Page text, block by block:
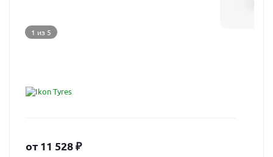
1 из 5
от 11 528₽